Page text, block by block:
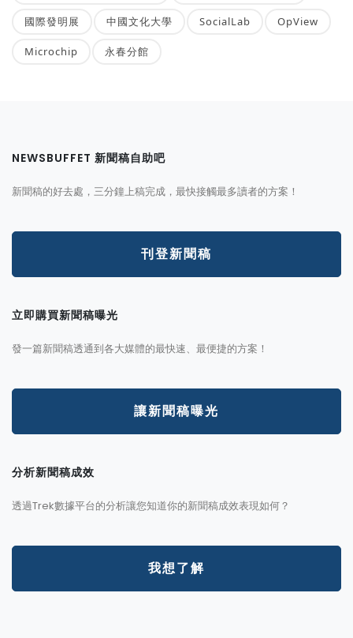
國際發明展 中國文化大學 SocialLab OpView
Microchip 永春分館
NEWSBUFFET 新聞稿自助吧
新聞稿的好去處，三分鐘上稿完成，最快接觸最多讀者的方案！
刊登新聞稿
立即購買新聞稿曝光
發一篇新聞稿透通到各大媒體的最快速、最便捷的方案！
讓新聞稿曝光
分析新聞稿成效
透過Trek數據平台的分析讓您知道你的新聞稿成效表現如何？
我想了解